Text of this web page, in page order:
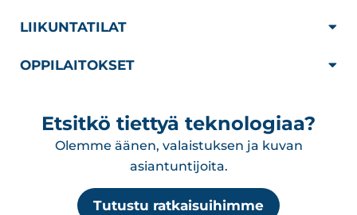
LIIKUNTATILAT
OPPILAITOKSET
Etsitkö tiettyä teknologiaa?
Olemme äänen, valaistuksen ja kuvan
asiantuntijoita.
Tutustu ratkaisuihimme